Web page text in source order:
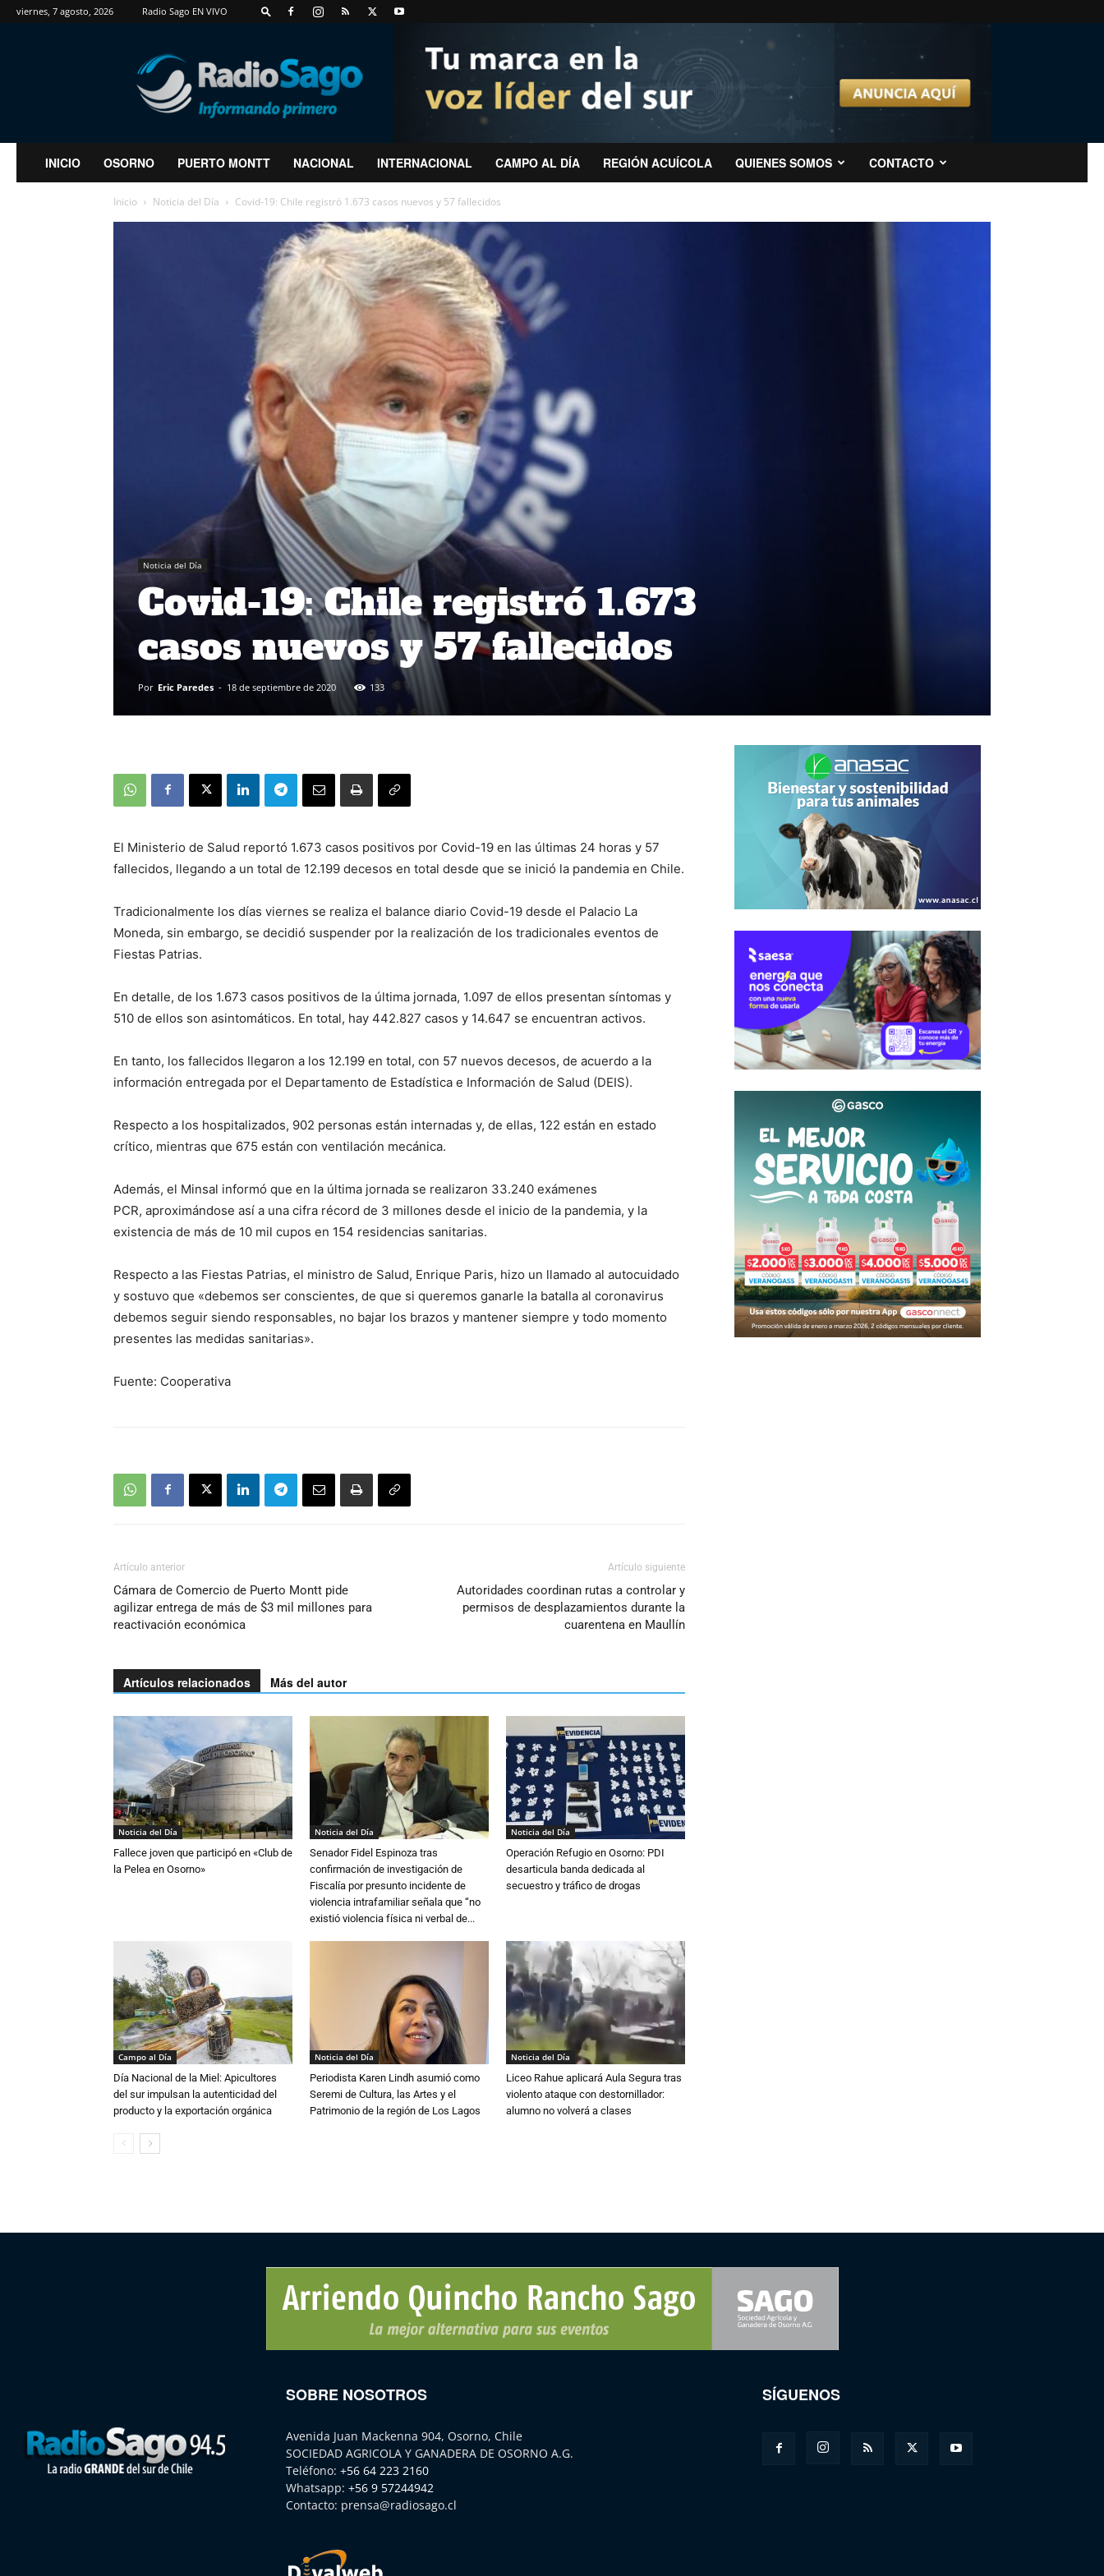
viernes, 7 agosto, 2026 Radio Sago EN VIVO
RadioSago
INICIO OSORNO PUERTO MONTT NACIONAL INTERNACIONAL CAMPO AL DÍA REGIÓN ACUÍCOLA QUIENES SOMOS CONTACTO
Inicio Noticia del Día Covid-19: Chile registró 1.673 casos nuevos y 57 fallecidos
Noticia del Día
Covid-19: Chile registró 1.673
casos nuevos y 57 fallecidos
Por Eric Paredes - 18 de septiembre de 2020 133
El Ministerio de Salud reportó 1.673 casos positivos por Covid-19 en las últimas 24 horas y 57
fallecidos, llegando a un total de 12.199 decesos en total desde que se inició la pandemia en Chile.
Tradicionalmente los días viernes se realiza el balance diario Covid-19 desde el Palacio La
Moneda, sin embargo, se decidió suspender por la realización de los tradicionales eventos de
Fiestas Patrias.
En detalle, de los 1.673 casos positivos de la última jornada, 1.097 de ellos presentan síntomas y
510 de ellos son asintomáticos. En total, hay 442.827 casos y 14.647 se encuentran activos.
En tanto, los fallecidos llegaron a los 12.199 en total, con 57 nuevos decesos, de acuerdo a la
información entregada por el Departamento de Estadística e Información de Salud (DEIS).
Respecto a los hospitalizados, 902 personas están internadas y, de ellas, 122 están en estado
crítico, mientras que 675 están con ventilación mecánica.
Además, el Minsal informó que en la última jornada se realizaron 33.240 exámenes
PCR, aproximándose así a una cifra récord de 3 millones desde el inicio de la pandemia, y la
existencia de más de 10 mil cupos en 154 residencias sanitarias.
Respecto a las Fiestas Patrias, el ministro de Salud, Enrique Paris, hizo un llamado al autocuidado
y sostuvo que «debemos ser conscientes, de que si queremos ganarle la batalla al coronavirus
debemos seguir siendo responsables, no bajar los brazos y mantener siempre y todo momento
presentes las medidas sanitarias».
Fuente: Cooperativa
Artículo anterior
Cámara de Comercio de Puerto Montt pide
agilizar entrega de más de $3 mil millones para
reactivación económica
Artículo siguiente
Autoridades coordinan rutas a controlar y
permisos de desplazamientos durante la
cuarentena en Maullín
Artículos relacionados Más del autor
Noticia del Día
Fallece joven que participó en «Club de
la Pelea en Osorno»
Noticia del Día
Senador Fidel Espinoza tras
confirmación de investigación de
Fiscalía por presunto incidente de
violencia intrafamiliar señala que “no
existió violencia física ni verbal de...
Noticia del Día
Operación Refugio en Osorno: PDI
desarticula banda dedicada al
secuestro y tráfico de drogas
Campo al Día
Día Nacional de la Miel: Apicultores
del sur impulsan la autenticidad del
producto y la exportación orgánica
Noticia del Día
Periodista Karen Lindh asumió como
Seremi de Cultura, las Artes y el
Patrimonio de la región de Los Lagos
Noticia del Día
Liceo Rahue aplicará Aula Segura tras
violento ataque con destornillador:
alumno no volverá a clases
SOBRE NOSOTROS
Avenida Juan Mackenna 904, Osorno, Chile
SOCIEDAD AGRICOLA Y GANADERA DE OSORNO A.G.
Teléfono: +56 64 223 2160
Whatsapp: +56 9 57244942
Contacto: prensa@radiosago.cl
SÍGUENOS